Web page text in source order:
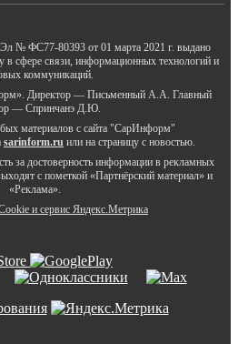
№ ФС77-80393 от 01 марта 2021 г. выдано
в сфере связи, информационных технологий и
коммуникаций.
Директор — Письменный А.А. Главный
— Спринчанэ Д.Ю.
материалов с сайта "СарИнформ"
sarinform.ru или на страницу с новостью.
за достоверность информации в рекламных
с пометкой «Партнёрский материал» и
«Реклама».
и сервиc Яндекс.Метрика